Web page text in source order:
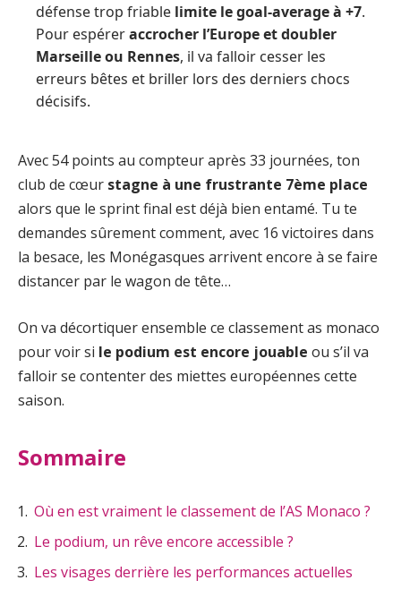
défense trop friable limite le goal-average à +7.
Pour espéreraccrocher l’Europe et doubler
Marseille ou Rennes, il va falloir cesser les
erreurs bêtes et briller lors des derniers chocs
décisifs.
Avec 54 points au compteur après 33 journées, ton
club de cœur stagne à une frustrante 7ème place
alors que le sprint final est déjà bien entamé. Tu te
demandes sûrement comment, avec 16 victoires dans
la besace, les Monégasques arrivent encore à se faire
distancer par le wagon de tête…
On va décortiquer ensemble ce classement as monaco
pour voir si le podium est encore jouable ou s’il va
falloir se contenter des miettes européennes cette
saison.
Sommaire
Où en est vraiment le classement de l’AS Monaco ?
Le podium, un rêve encore accessible ?
Les visages derrière les performances actuelles